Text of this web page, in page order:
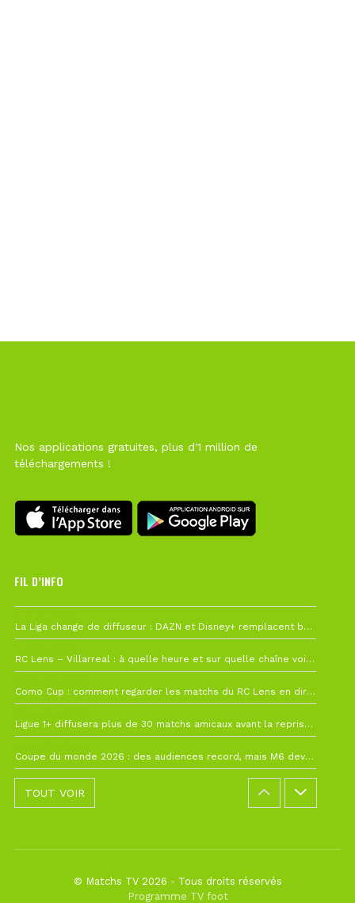
Nos applications gratuites, plus d'1 million de
téléchargements !
FIL D’INFO
La Liga change de diffuseur : DAZN et Disney+ remplacent beIN Sports !
RC Lens – Villarreal : à quelle heure et sur quelle chaîne voir la finale de la Como Cup ?
Como Cup : comment regarder les matchs du RC Lens en direct ?
Ligue 1+ diffusera plus de 30 matchs amicaux avant la reprise de la Ligue 1
Coupe du monde 2026 : des audiences record, mais M6 devrait perdre très gros !
TOUT VOIR
© Matchs TV 2026 - Tous droits réservés
Programme TV foot